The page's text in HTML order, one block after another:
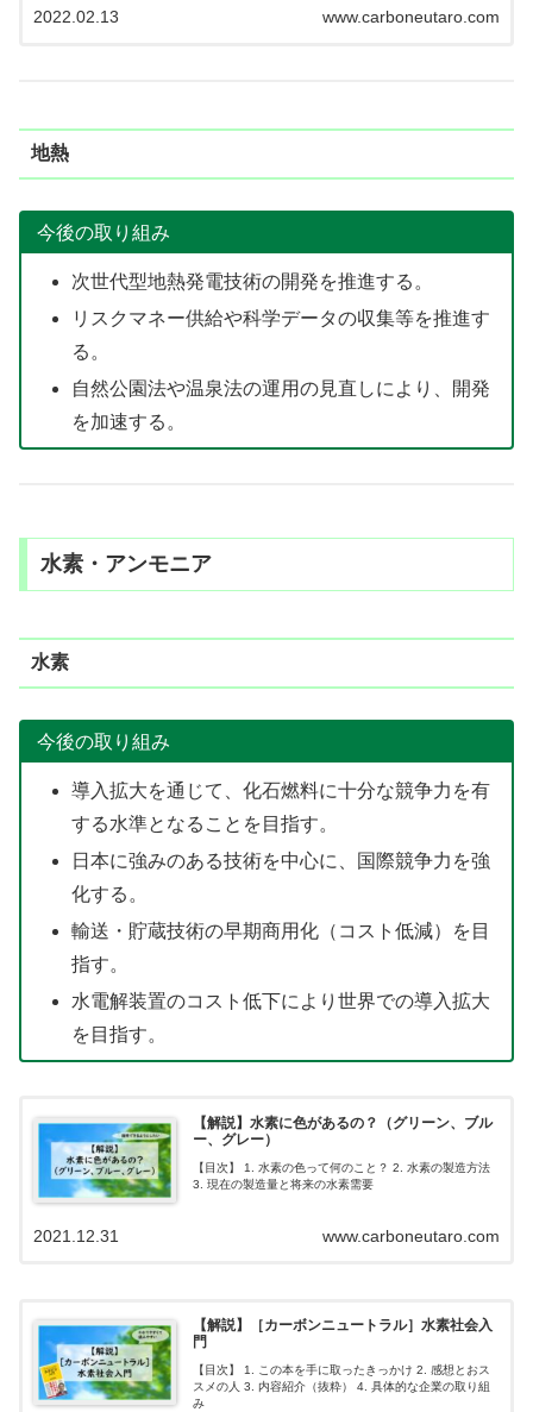
www.carboneutaro.com
2022.02.13
地熱
今後の取り組み
次世代型地熱発電技術の開発を推進する。
リスクマネー供給や科学データの収集等を推進す
る。
自然公園法や温泉法の運用の見直しにより、開発
を加速する。
水素・アンモニア
水素
今後の取り組み
導入拡大を通じて、化石燃料に十分な競争力を有
する水準となることを目指す。
日本に強みのある技術を中心に、国際競争力を強
化する。
輸送・貯蔵技術の早期商用化（コスト低減）を目
指す。
水電解装置のコスト低下により世界での導入拡大
を目指す。
【解説】水素に色があるの？（グリーン、ブル
ー、グレー）
【目次】 1. 水素の色って何のこと？ 2. 水素の製造方法
3. 現在の製造量と将来の水素需要
www.carboneutaro.com
2021.12.31
【解説】［カーボンニュートラル］水素社会入
門
【目次】 1. この本を手に取ったきっかけ 2. 感想とおス
スメの人 3. 内容紹介（抜粋） 4. 具体的な企業の取り組
み